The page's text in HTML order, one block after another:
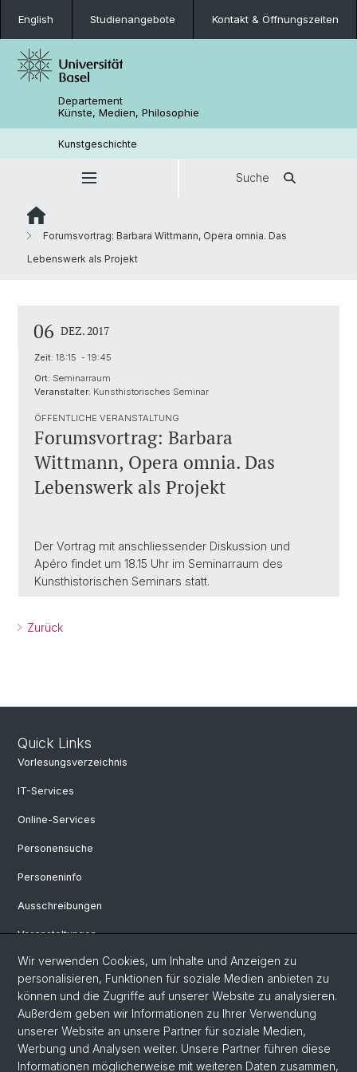
English Studienangebote Kontakt & Öffnungszeiten
Departement
Künste, Medien, Philosophie
Kunstgeschichte
Suche
Forumsvortrag: Barbara Wittmann, Opera omnia. Das
Lebenswerk als Projekt
06 DEZ. 2017
Zeit: 18:15 - 19:45
Ort: Seminarraum
Veranstalter: Kunsthistorisches Seminar
ÖFFENTLICHE VERANSTALTUNG
Forumsvortrag: Barbara
Wittmann, Opera omnia. Das
Lebenswerk als Projekt
Der Vortrag mit anschliessender Diskussion und
Apéro findet um 18.15 Uhr im Seminarraum des
Kunsthistorischen Seminars statt.
Zurück
Quick Links
Vorlesungsverzeichnis
IT-Services
Online-Services
Personensuche
Personeninfo
Ausschreibungen
Veranstaltungen
eikones - Zentrum für die Theorie und Geschichte des Bildes
Archiv eikones NFS Bildkritik 2005 - 2017
Renaissance Kolloquium
Wir verwenden Cookies, um Inhalte und Anzeigen zu
personalisieren, Funktionen für soziale Medien anbieten zu
können und die Zugriffe auf unserer Website zu analysieren.
Außerdem geben wir Informationen zu Ihrer Verwendung
unserer Website an unsere Partner für soziale Medien,
Werbung und Analysen weiter. Unsere Partner führen diese
Informationen möglicherweise mit weiteren Daten zusammen,